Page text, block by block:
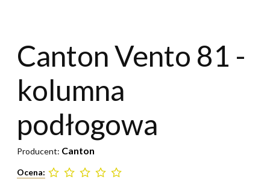
Canton Vento 81 -
kolumna
podłogowa
Producent: Canton
Ocena: